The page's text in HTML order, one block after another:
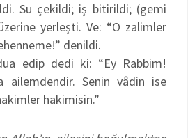
Su çekildi; iş bitirildi; (gemi
yerleşti. Ve: “O zalimler
denildi.
edip dedi ki: “Ey Rabbim!
ailemdendir. Senin vâdin ise
hakimisin.”